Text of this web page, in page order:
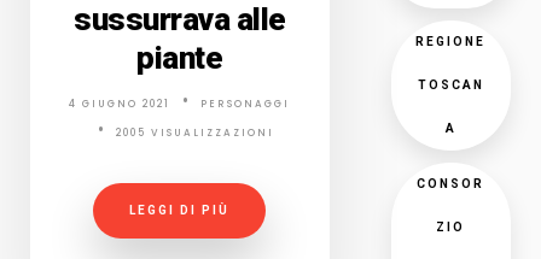
sussurrava alle
piante
4 GIUGNO 2021 PERSONAGGI
2005 VISUALIZZAZIONI
LEGGI DI PIÙ
REGIONE
TOSCAN
A
CONSOR
ZIO